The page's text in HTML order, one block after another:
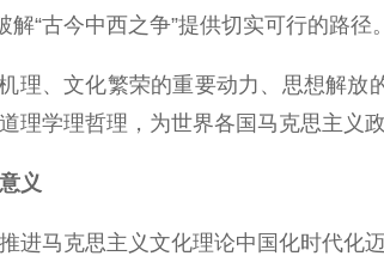
“古今中西之争”提供切实可行的路径。
、文化繁荣的重要动力、思想解放
学理哲理，为世界各国马克思主义
义
马克思主义文化理论中国化时代化迈